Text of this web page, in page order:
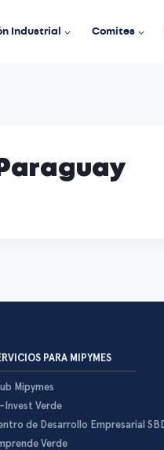
Industrial Comites
PARA MIPYMES
Mipymes
Invest Verde
de Desarrollo Empresarial
Verde